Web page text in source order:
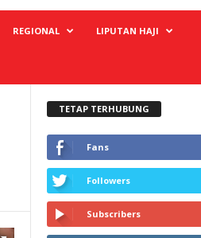
REGIONAL LIPUTAN HAJI
TETAP TERHUBUNG
Fans
Followers
Subscribers